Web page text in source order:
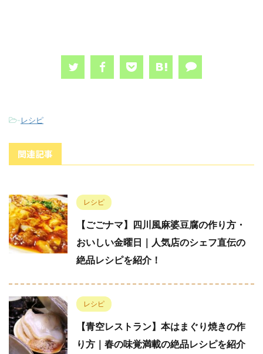
-レシピ
関連記事
レシピ
【ごごナマ】四川風麻婆豆腐の作り方・
おいしい金曜日｜人気店のシェフ直伝の
絶品レシピを紹介！
レシピ
【青空レストラン】本はまぐり焼きの作
り方｜春の味覚満載の絶品レシピを紹介